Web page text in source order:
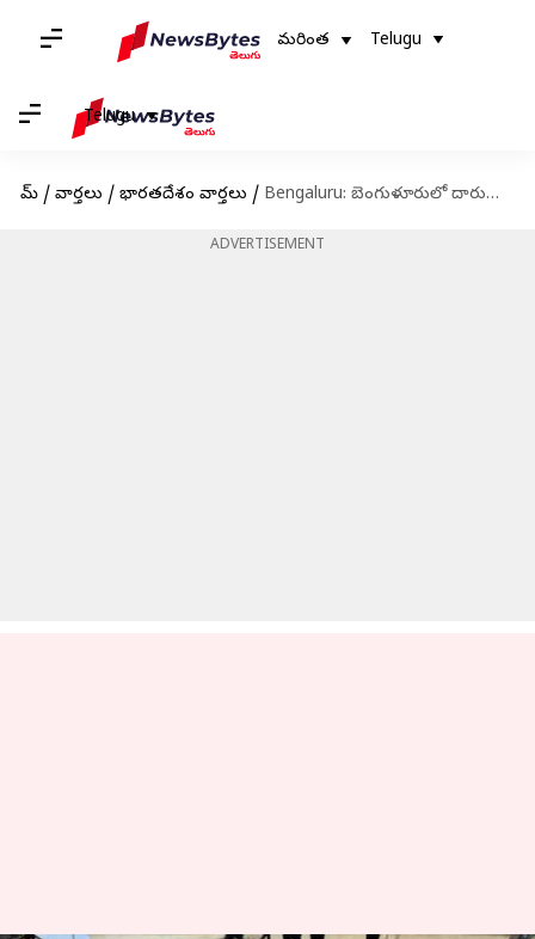
మరింత Telugu
Telugu
హోమ్ / వార్తలు / భారతదేశం వార్తలు / Bengaluru: బెంగుళూరులో దారుణం.. వివాహేతర సంబంధం ఉందనే అనుమానంతో దారుణ హత్య
ADVERTISEMENT